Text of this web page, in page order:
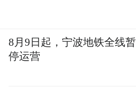
8月9日起，宁波地铁全线暂
停运营